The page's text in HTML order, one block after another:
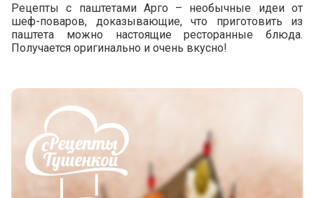
Рецепты с паштетами Арго – необычные идеи от
шеф-поваров, доказывающие, что приготовить из
паштета можно настоящие ресторанные блюда.
Получается оригинально и очень вкусно!